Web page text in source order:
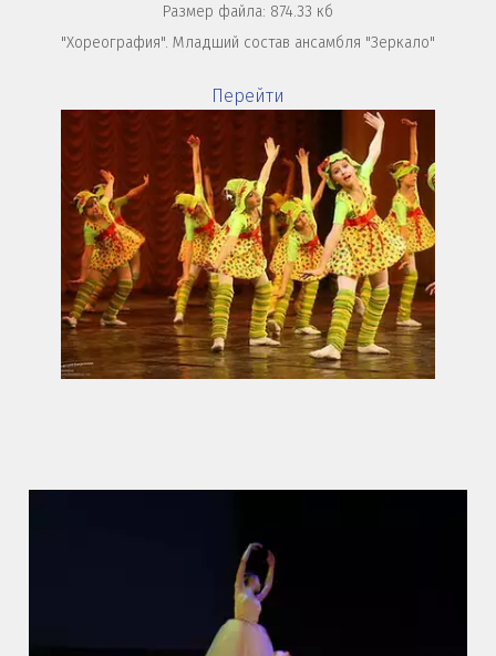
Размер файла: 874.33 кб
"Хореография". Младший состав ансамбля "Зеркало"
Перейти